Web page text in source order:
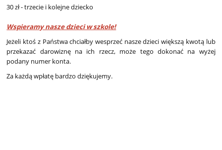
30 zł - trzecie i kolejne dziecko
Wspieramy nasze dzieci w szkole!
Jeżeli ktoś z Państwa chciałby wesprzeć nasze dzieci większą kwotą lub
przekazać darowiznę na ich rzecz, może tego dokonać na wyżej
podany numer konta.
Za każdą wpłatę bardzo dziękujemy.